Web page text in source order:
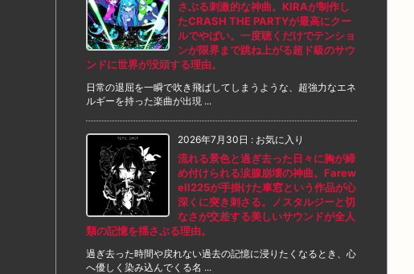
さぶる刺激的な神曲。KIRAが制作し
たCRASH THE PARTYが最高にクー
ルでやばい。一度聴くだけでテンショ
ンが限界まで跳ね上がる超ド級のサウ
ンドに世界が没頭する理由。
日常の退屈を一瞬で吹き飛ばしてしまうような、超強力なエネ
ルギーを持った楽曲が出現 ...
2026年7月30日 : お気に入り
流れる景色と過ぎ去った日々に胸が締
め付けられる涙腺崩壊の神曲。Farew
ell225が手掛けた車窓という作品が心
深くに突き刺さる。ノスタルジーと切
なさが交差する美しいサウンドが全人
類の記憶を揺さぶる理由。
過ぎ去った時間や戻れない過去の記憶に浸りたくなるとき、心
へ優しく染み込んでくる名 ...